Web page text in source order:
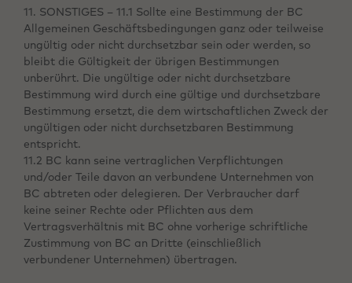
11. SONSTIGES – 11.1 Sollte eine Bestimmung der BC
Allgemeinen Geschäftsbedingungen ganz oder teilweise
ungültig oder nicht durchsetzbar sein oder werden, so
bleibt die Gültigkeit der übrigen Bestimmungen
unberührt. Die ungültige oder nicht durchsetzbare
Bestimmung wird durch eine gültige und durchsetzbare
Bestimmung ersetzt, die dem wirtschaftlichen Zweck der
ungültigen oder nicht durchsetzbaren Bestimmung
entspricht.
11.2 BC kann seine vertraglichen Verpflichtungen
und/oder Teile davon an verbundene Unternehmen von
BC abtreten oder delegieren. Der Verbraucher darf
keine seiner Rechte oder Pflichten aus dem
Vertragsverhältnis mit BC ohne vorherige schriftliche
Zustimmung von BC an Dritte (einschließlich
verbundener Unternehmen) übertragen.